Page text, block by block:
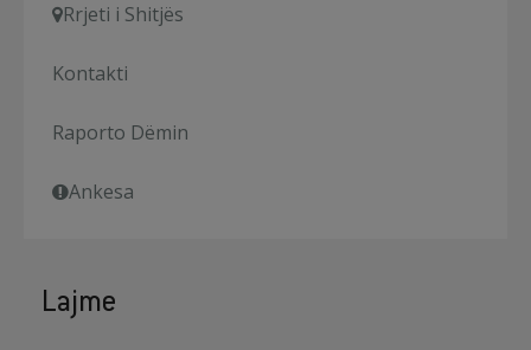
Rrjeti i Shitjës
Kontakti
Raporto Dëmin
Ankesa
Lajme